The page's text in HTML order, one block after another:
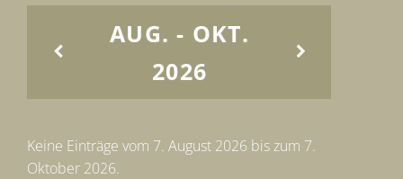
AUG. - OKT.
2026
Keine Einträge vom 7. August 2026 bis zum 7.
Oktober 2026.